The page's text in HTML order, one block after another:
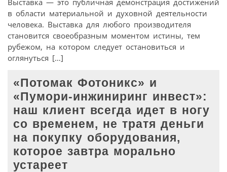
в области материальной и духовной деятельности
человека. Выставка для любого производителя
становится своеобразным моментом истины, тем
рубежом, на котором следует остановиться и
оглянуться […]
«Потомак Фотоникс» и
«Пумори-инжиниринг инвест»:
наш клиент всегда идет в ногу
со временем, не тратя деньги
на покупку оборудования,
которое завтра морально
устареет